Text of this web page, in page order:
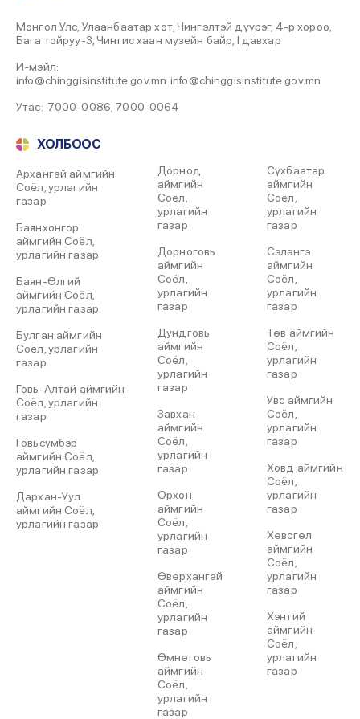
Монгол Улс, Улаанбаатар хот, Чингэлтэй дүүрэг, 4-р хороо,
Бага тойруу-3, Чингис хаан музейн байр, I давхар
И-мэйл:
info@chinggisinstitute.gov.mn info@chinggisinstitute.gov.mn
Утас: 7000-0086 7000-0064
ХОЛБООС
Архангай аймгийн
Соёл, урлагийн
газар
Баянхонгор
аймгийн Соёл,
урлагийн газар
Баян-Өлгий
аймгийн Соёл,
урлагийн газар
Булган аймгийн
Соёл, урлагийн
газар
Говь-Алтай аймгийн
Соёл, урлагийн
газар
Говьсүмбэр
аймгийн Соёл,
урлагийн газар
Дархан-Уул
аймгийн Соёл,
урлагийн газар
Дорнод
аймгийн
Соёл,
урлагийн
газар
Дорноговь
аймгийн
Соёл,
урлагийн
газар
Дундговь
аймгийн
Соёл,
урлагийн
газар
Завхан
аймгийн
Соёл,
урлагийн
газар
Орхон
аймгийн
Соёл,
урлагийн
газар
Өвөрхангай
аймгийн
Соёл,
урлагийн
газар
Өмнөговь
аймгийн
Соёл,
урлагийн
газар
Сүхбаатар
аймгийн
Соёл,
урлагийн
газар
Сэлэнгэ
аймгийн
Соёл,
урлагийн
газар
Төв аймгийн
Соёл,
урлагийн
газар
Увс аймгийн
Соёл,
урлагийн
газар
Ховд аймгийн
Соёл,
урлагийн
газар
Хөвсгөл
аймгийн
Соёл,
урлагийн
газар
Хэнтий
аймгийн
Соёл,
урлагийн
газар